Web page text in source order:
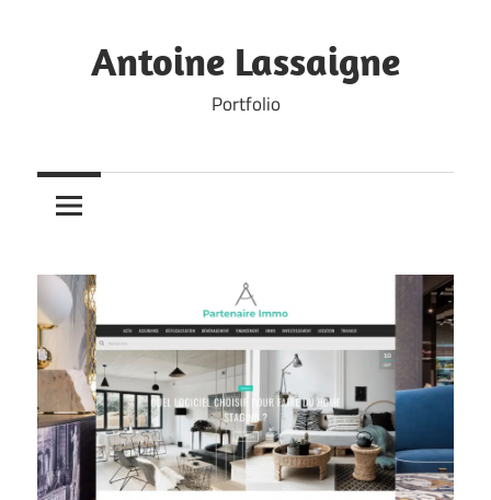
contentAntoine Lassaigne
Portfolio